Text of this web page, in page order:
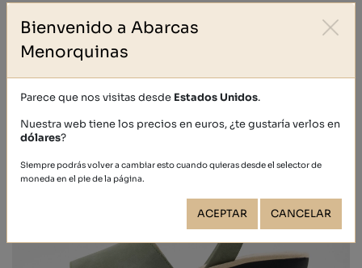
Bienvenido a Abarcas
Menorquinas
Parece que nos visitas desde Estados Unidos.
Nuestra web tiene los precios en euros, ¿te gustaría verlos en
dólares?
Siempre podrás volver a cambiar esto cuando quieras desde el selector de
moneda en el pie de la página.
ACEPTAR CANCELAR